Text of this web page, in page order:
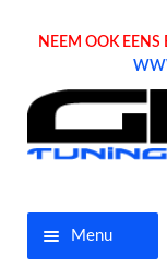
NEEM OOK EENS
Menu